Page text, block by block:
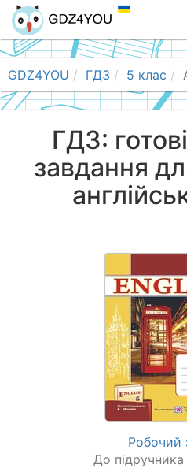
GDZ4YOU ГДЗ 5 клас
ГДЗ:
завдання
Робочий
До